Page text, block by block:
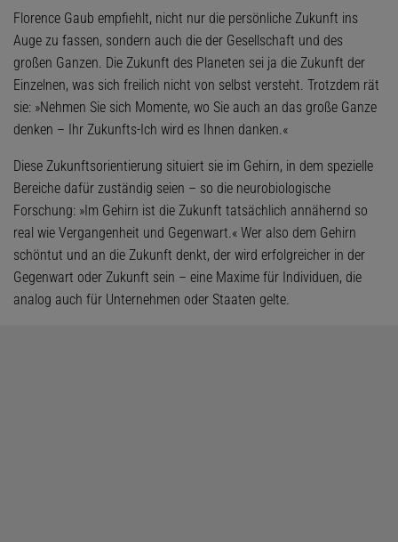
Florence Gaub empfiehlt, nicht nur die persönliche Zukunft ins
Auge zu fassen, sondern auch die der Gesellschaft und des
großen Ganzen. Die Zukunft des Planeten sei ja die Zukunft der
Einzelnen, was sich freilich nicht von selbst versteht. Trotzdem rät
sie: »Nehmen Sie sich Momente, wo Sie auch an das große Ganze
denken – Ihr Zukunfts-Ich wird es Ihnen danken.«
Diese Zukunftsorientierung situiert sie im Gehirn, in dem spezielle
Bereiche dafür zuständig seien – so die neurobiologische
Forschung: »Im Gehirn ist die Zukunft tatsächlich annähernd so
real wie Vergangenheit und Gegenwart.« Wer also dem Gehirn
schöntut und an die Zukunft denkt, der wird erfolgreicher in der
Gegenwart oder Zukunft sein – eine Maxime für Individuen, die
analog auch für Unternehmen oder Staaten gelte.